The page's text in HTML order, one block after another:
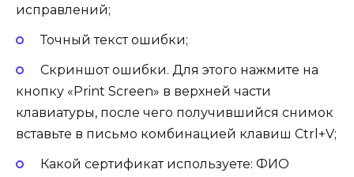
исправлений;
Точный текст ошибки;
Скриншот ошибки. Для этого нажмите на
кнопку «Print Screen» в верхней части
клавиатуры, после чего получившийся снимок
вставьте в письмо комбинацией клавиш Ctrl+V;
Какой сертификат используете: ФИО